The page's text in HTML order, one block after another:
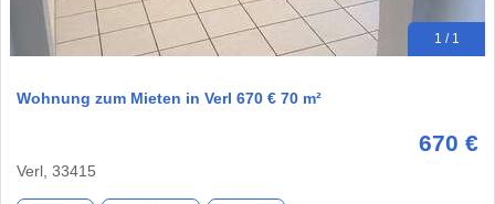
1 / 1
Wohnung zum Mieten in Verl 670 € 70 m²
670 €
Verl, 33415